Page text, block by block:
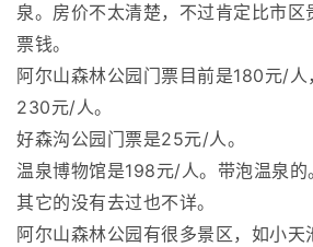
泉。房价不太清楚，不过肯定比市区
票钱。
阿尔山森林公园门票目前是180元/人
230元/人。
好森沟公园门票是25元/人。
温泉博物馆是198元/人。带泡温泉的
其它的没有去过也不详。
阿尔山森林公园有很多景区，如小天